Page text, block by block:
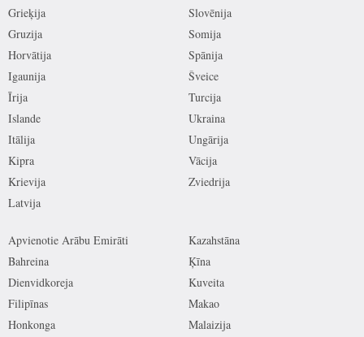
Grieķija
Gruzija
Horvātija
Igaunija
Īrija
Islande
Itālija
Kipra
Krievija
Latvija
Slovēnija
Somija
Spānija
Šveice
Turcija
Ukraina
Ungārija
Vācija
Zviedrija
Apvienotie Arābu Emirāti
Bahreina
Dienvidkoreja
Filipīnas
Honkonga
Kazahstāna
Ķīna
Kuveita
Makao
Malaizija